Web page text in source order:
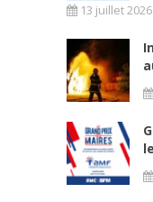
13 juillet 2026